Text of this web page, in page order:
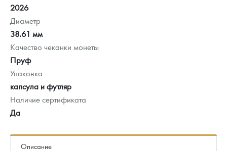
2026
Диаметр
38.61 мм
Качество чеканки монеты
Пруф
Упаковка
капсула и футляр
Наличие сертификата
Да
Описание